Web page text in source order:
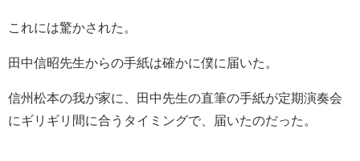
これには驚かされた。
田中信昭先生からの手紙は確かに僕に届いた。
信州松本の我が家に、田中先生の直筆の手紙が定期演奏会
にギリギリ間に合うタイミングで、届いたのだった。